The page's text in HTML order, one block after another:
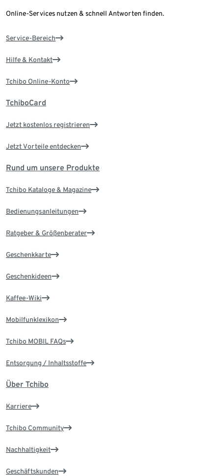
Online-Services nutzen & schnell Antworten finden.
Service-Bereich
Hilfe & Kontakt
Tchibo Online-Konto
TchiboCard
Jetzt kostenlos registrieren
Jetzt Vorteile entdecken
Rund um unsere Produkte
Tchibo Kataloge & Magazine
Bedienungsanleitungen
Ratgeber & Größenberater
Geschenkkarte
Geschenkideen
Kaffee-Wiki
Mobilfunklexikon
Tchibo MOBIL FAQs
Entsorgung / Inhaltsstoffe
Über Tchibo
Karriere
Tchibo Community
Nachhaltigkeit
Geschäftskunden